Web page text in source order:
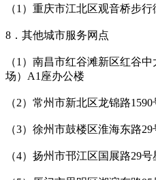
（1）重庆市江北区观音桥步
8．其他城市服务网点
（1）南昌市红谷滩新区红谷
场）A1座办公楼
（2）常州市新北区龙锦路
（3）徐州市鼓楼区淮海东路
（4）扬州市邗江区国展路29